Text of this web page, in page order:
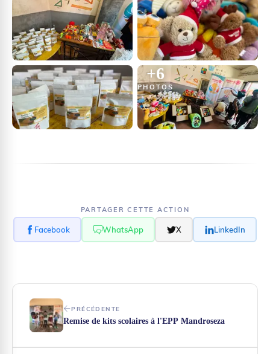
+6
PHOTOS
PARTAGER CETTE ACTION
Facebook WhatsApp X LinkedIn
PRÉCÉDENTE
Remise de kits scolaires à l'EPP Mandroseza